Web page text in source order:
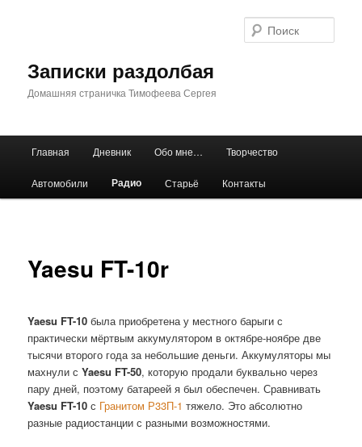
Записки раздолбая
Домашняя страничка Тимофеева Сергея
Главная Дневник Обо мне… Творчество
Автомобили Радио Старьё Контакты
Yaesu FT-10r
Yaesu FT-10 была приобретена у местного барыги с
практически мёртвым аккумулятором в октябре-ноябре две
тысячи второго года за небольшие деньги. Аккумуляторы мы
махнули сYaesu FT-50, которую продали буквально через
пару дней, поэтому батареей я был обеспечен. Сравнивать
Yaesu FT-10 с Гранитом Р33П-1 тяжело. Это абсолютно
разные радиостанции с разными возможностями.